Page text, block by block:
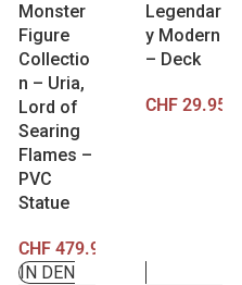
Monster
Figure
Collectio
n – Uria,
Lord of
Searing
Flames –
PVC
Statue
CHF 479.95
IN DEN
Legendar
y Modern
– Deck
CHF 29.95